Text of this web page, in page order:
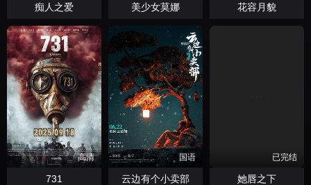
痴人之爱 美少女莫娜 花容月貌
高清
731
国语
云边有个小卖部
已完结
她唇之下